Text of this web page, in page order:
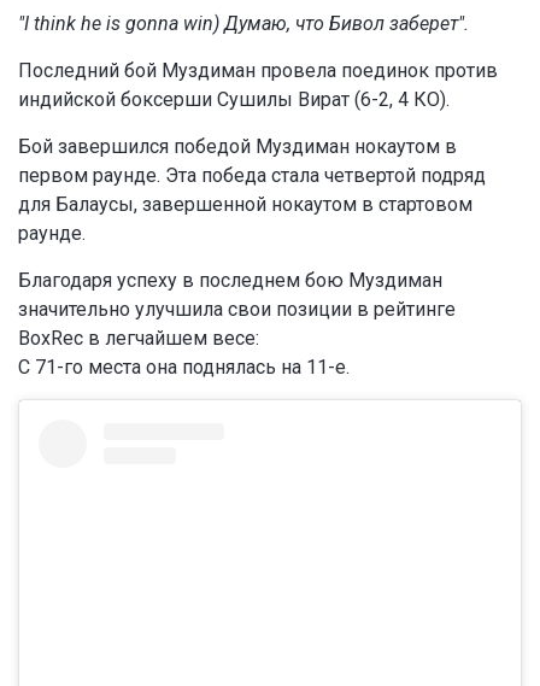
"I think he is gonna win) Думаю, что Бивол заберет".
Последний бой Муздиман провела поединок против
индийской боксерши Сушилы Вират (6-2, 4 КО).
Бой завершился победой Муздиман нокаутом в
первом раунде. Эта победа стала четвертой подряд
для Балаусы, завершенной нокаутом в стартовом
раунде.
Благодаря успеху в последнем бою Муздиман
значительно улучшила свои позиции в рейтинге
BoxRec в легчайшем весе:
С 71-го места она поднялась на 11-е.